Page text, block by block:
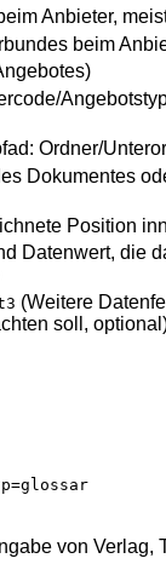
Anbieter,
beim
Ordner/
Dokumentes
Position
Datenwert, die
(Weitere
soll,
von